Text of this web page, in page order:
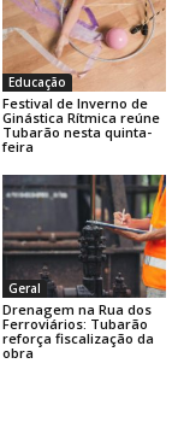
Educação
Festival de Inverno de
Ginástica Rítmica reúne
Tubarão nesta quinta-
feira
Geral
Drenagem na Rua dos
Ferroviários: Tubarão
reforça fiscalização da
obra